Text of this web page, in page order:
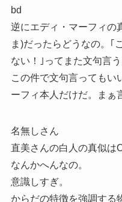
bd
逆にエディ・マーフィの
ま)だったらどうなの。｢
ない！｣ってまた文句言
この件で文句言ってもい
ーフィ本人だけだ。まぁ
名無しさん
直美さんの白人の真似は
なんかへんなの。
意識しすぎ。
からだの特徴を強調する